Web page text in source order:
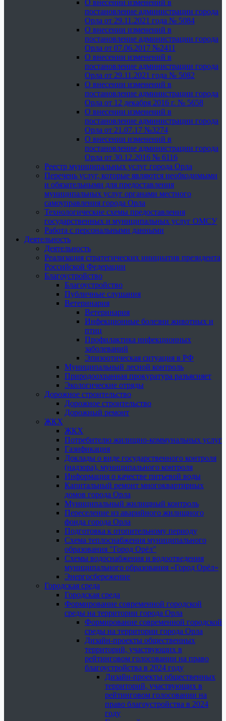
О внесении изменений в
постановление администрации города
Орла от 29.11.2021 года № 5084
О внесении изменений в
постановление администрации города
Орла от 07.06.2017 №2411
О внесении изменений в
постановление администрации города
Орла от 29.11.2021 года № 5082
О внесении изменений в
постановление администрации города
Орла от 12 декабря 2016 г. № 5658
О внесении изменений в
постановление администрации города
Орла от 21.07.17 №3274
О внесении изменений в
постановление администрации города
Орла от 30.12.2016 № 6116
Реестр муниципальных услуг города Орла
Перечень услуг, которые являются необходимыми
и обязательными для предоставления
муниципальных услуг органами местного
самоуправления города Орла
Технологические схемы предоставления
государственных и муниципальных услуг ОМСУ
Работа с персональными данными
Деятельность
Деятельность
Реализация стратегических инициатив президента
Российской Федерации
Благоустройство
Благоустройство
Публичные слушания
Ветеринария
Ветеринария
Инфекционные болезни животных и
птиц
Профилактика инфекционных
заболеваний
Эпизоотическая ситуация в РФ
Муниципальный лесной контроль
Природоохранная прокуратура разъясняет
Экологические отряды
Дорожное строительство
Дорожное строительство
Дорожный ремонт
ЖКХ
ЖКХ
Потребителю жилищно-коммунальных услуг
Газификация
Доклады о виде государственного контроля
(надзора), муниципального контроля
Информация о качестве питьевой воды
Капитальный ремонт многоквартирных
домов города Орла
Муниципальный жилищный контроль
Переселение из аварийного жилищного
фонда города Орла
Подготовка к отопительному периоду
Схема теплоснабжения муниципального
образования "Город Орёл"
Схемы водоснабжения и водоотведения
муниципального образования «Город Орёл»
Энергосбережение
Городская среда
Городская среда
Формирование современной городской
среды на территории города Орла
Формирование современной городской
среды на территории города Орла
Дизайн-проекты общественных
территорий, участвующих в
рейтинговом голосовании на право
благоустройства в 2024 году
Дизайн-проекты общественных
территорий, участвующих в
рейтинговом голосовании на
право благоустройства в 2024
году